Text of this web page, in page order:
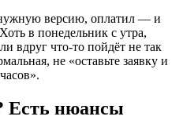
версию, оплатил — и
в понедельник с утра,
вдруг что-то пойдёт не так
не «оставьте заявку и
Есть нюансы